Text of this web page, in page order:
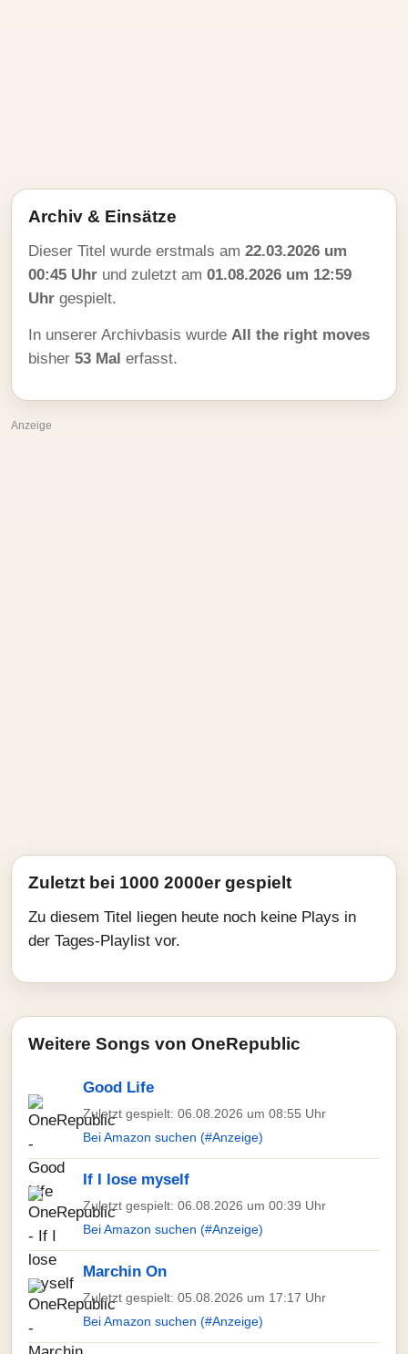
Archiv & Einsätze
Dieser Titel wurde erstmals am 22.03.2026 um
00:45 Uhr und zuletzt am 01.08.2026 um 12:59
Uhr gespielt.
In unserer Archivbasis wurde All the right moves
bisher 53 Mal erfasst.
Anzeige
Zuletzt bei 1000 2000er gespielt
Zu diesem Titel liegen heute noch keine Plays in
der Tages-Playlist vor.
Weitere Songs von OneRepublic
Good Life
Zuletzt gespielt: 06.08.2026 um 08:55 Uhr
Bei Amazon suchen (#Anzeige)
If I lose myself
Zuletzt gespielt: 06.08.2026 um 00:39 Uhr
Bei Amazon suchen (#Anzeige)
Marchin On
Zuletzt gespielt: 05.08.2026 um 17:17 Uhr
Bei Amazon suchen (#Anzeige)